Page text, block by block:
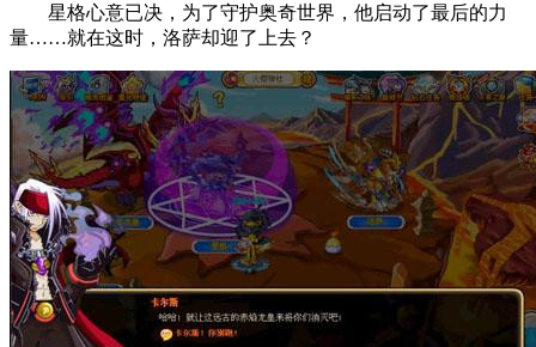
星格心意已决，为了守护奥奇世界，他启动了最后的力
量……就在这时，洛萨却迎了上去？